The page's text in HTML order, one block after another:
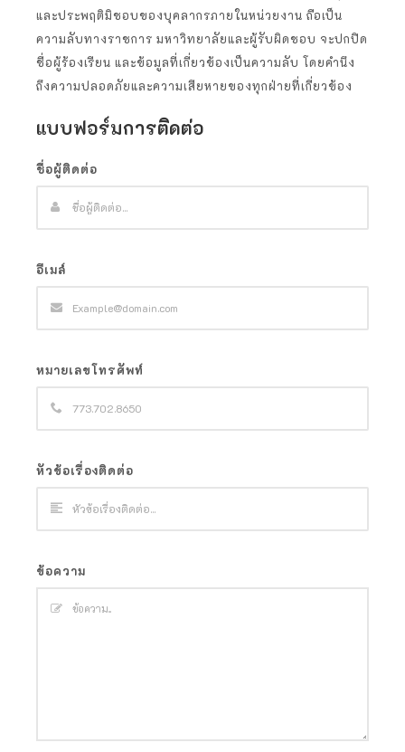
และประพฤติมิชอบของบุคลากรภายในหน่วยงาน ถือเป็น
ความลับทางราชการ มหาวิทยาลัยและผู้รับผิดชอบ จะปกปิด
ชื่อผู้ร้องเรียน และข้อมูลที่เกี่ยวข้องเป็นความลับ โดยคำนึง
ถึงความปลอดภัยและความเสียหายของทุกฝ่ายที่เกี่ยวข้อง
แบบฟอร์มการติดต่อ
ชื่อผู้ติดต่อ
อีเมล์
หมายเลขโทรศัพท์
หัวข้อเรื่องติดต่อ
ข้อความ